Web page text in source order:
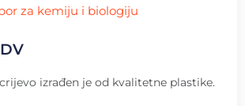
za kemiju i biologiju
izrađen je od kvalitetne plastike.